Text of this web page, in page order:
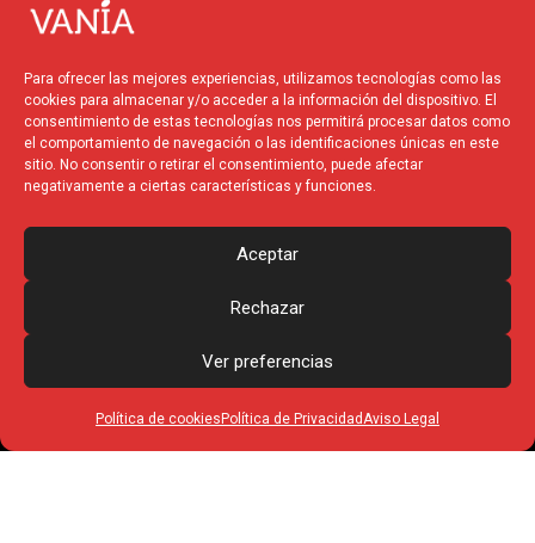
Para ofrecer las mejores experiencias, utilizamos tecnologías como las
cookies para almacenar y/o acceder a la información del dispositivo. El
consentimiento de estas tecnologías nos permitirá procesar datos como
el comportamiento de navegación o las identificaciones únicas en este
sitio. No consentir o retirar el consentimiento, puede afectar
negativamente a ciertas características y funciones.
Aceptar
Rechazar
Ver preferencias
Política de cookies Política de PrivacidadAviso Legal
l
o
p
e
b
o
o
k
i
t
t
e
r
a
g
r
a
m
Unión Europea – NextGenerationEU